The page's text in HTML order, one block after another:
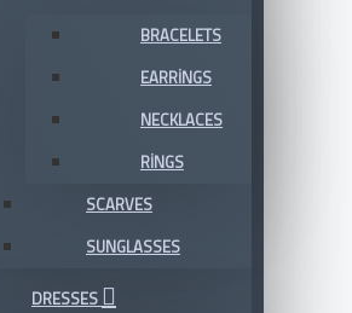
BRACELETS
EARRINGS
NECKLACES
RINGS
SCARVES
SUNGLASSES
DRESSES